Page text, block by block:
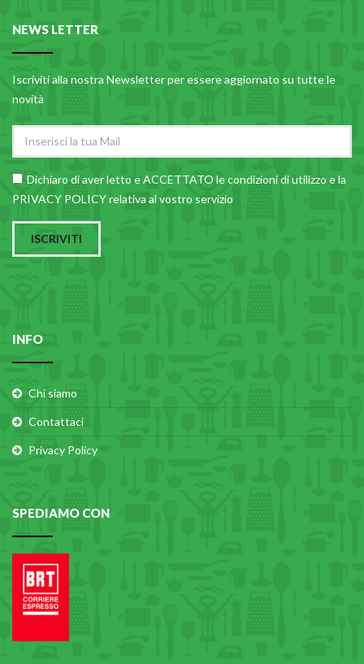
NEWS LETTER
Iscriviti alla nostra Newsletter per essere aggiornato su tutte le
novità
Dichiaro di aver letto e ACCETTATO lecondizioni di utilizzo e la
PRIVACY POLICY relativa al vostro servizio
ISCRIVITI
INFO
Chi siamo
Contattaci
Privacy Policy
SPEDIAMO CON